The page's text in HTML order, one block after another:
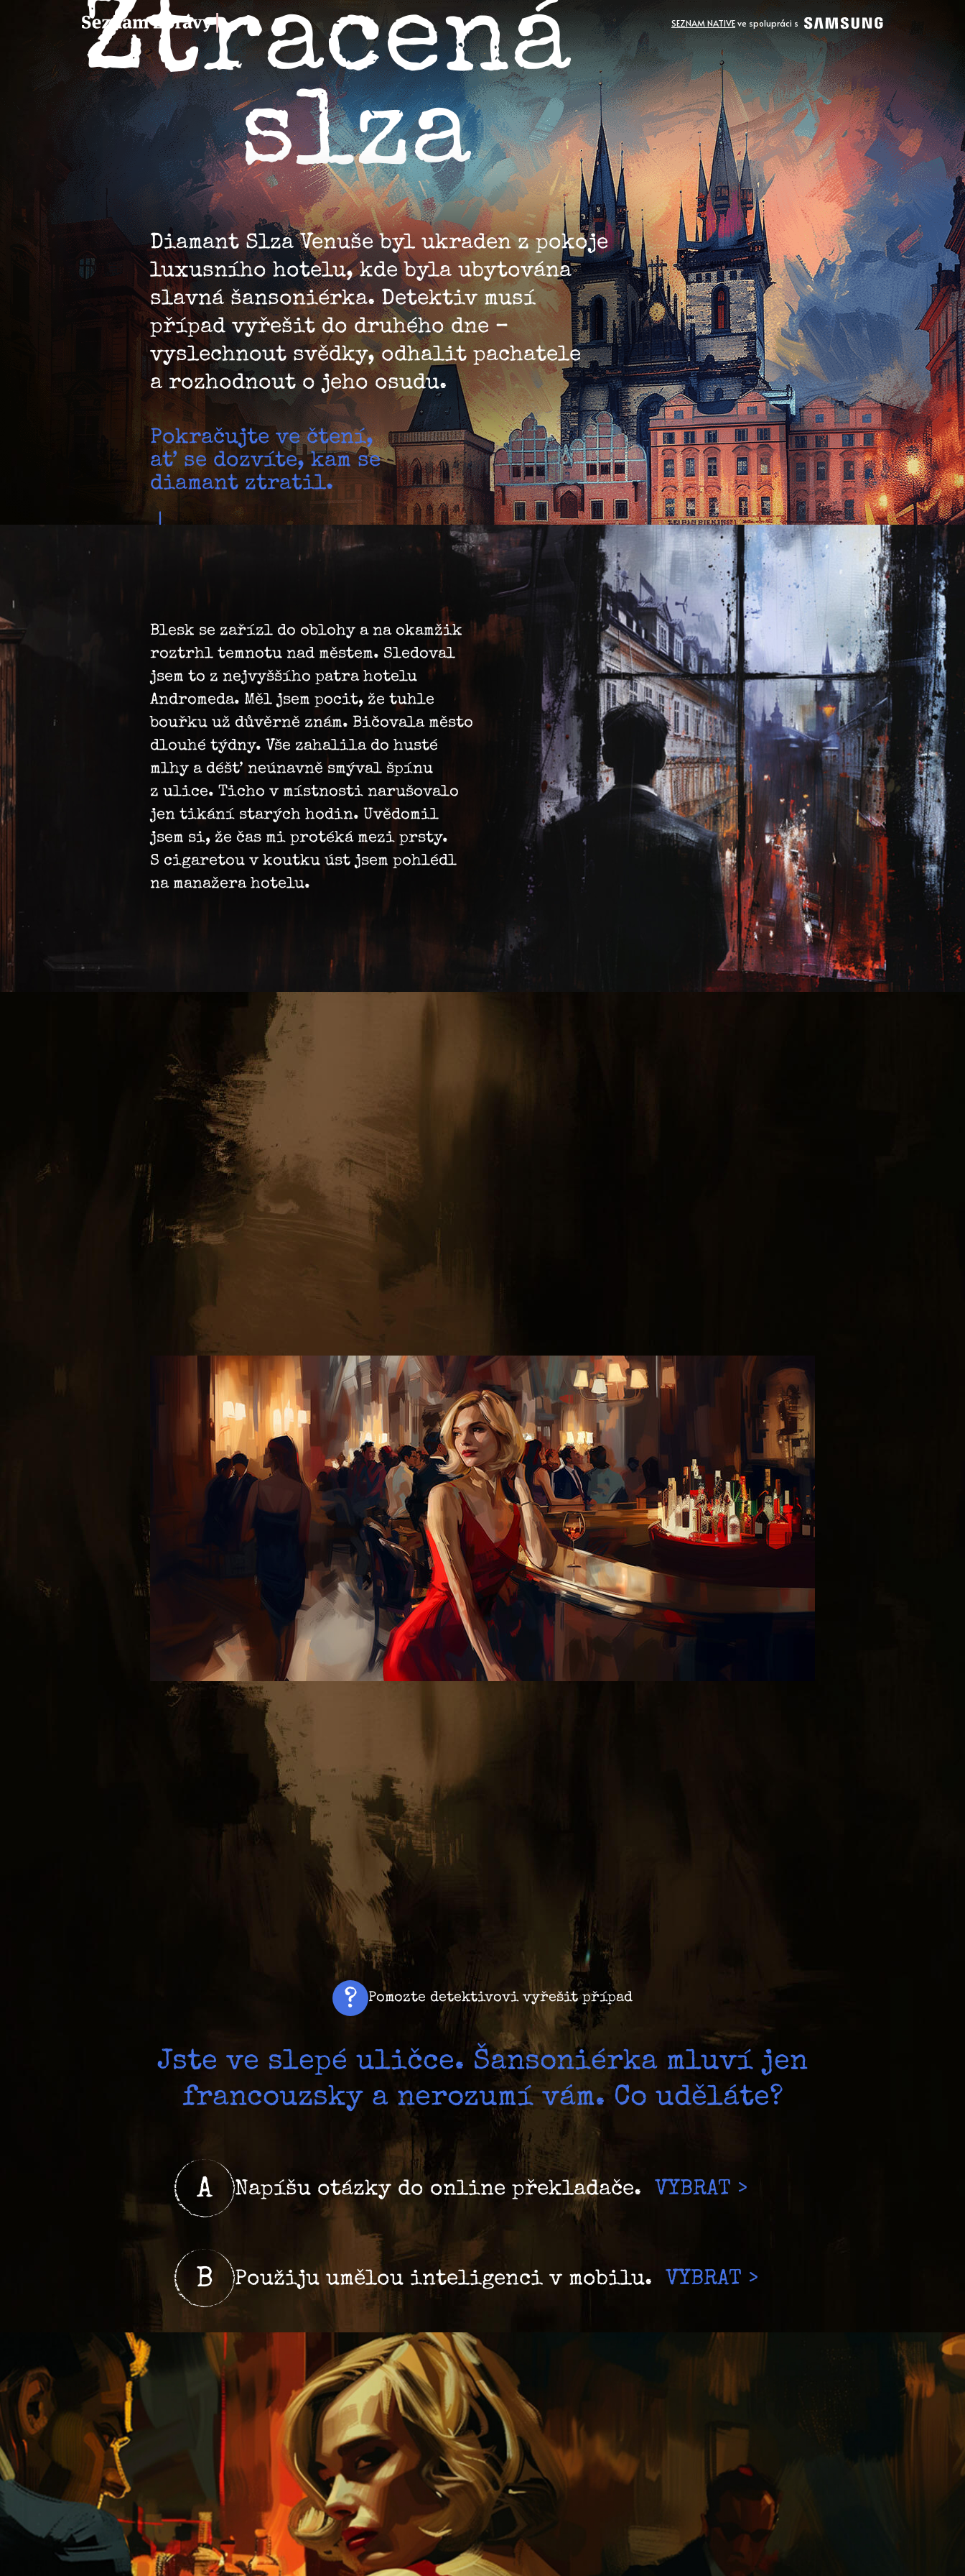
SEZNAM NATIVEve spolupráci s
Ztracená
slza
Diamant Slza Venuše byl ukraden z pokoje
luxusního hotelu, kde byla ubytována
slavná šansoniérka. Detektiv musí
případ vyřešit do druhého dne –
vyslechnout svědky, odhalit pachatele
a rozhodnout o jeho osudu.
Pokračujte ve čtení,
ať se dozvíte, kam se
diamant ztratil.
Blesk se zařízl do oblohy a na okamžik
roztrhl temnotu nad městem. Sledoval
jsem to z nejvyššího patra hotelu
Andromeda. Měl jsem pocit, že tuhle
bouřku už důvěrně znám. Bičovala město
dlouhé týdny. Vše zahalila do husté
mlhy a déšť neúnavně smýval špínu
z ulice. Ticho v místnosti narušovalo
jen tikání starých hodin. Uvědomil
jsem si, že čas mi protéká mezi prsty.
S cigaretou v koutku úst jsem pohlédl
na manažera hotelu.
Pomozte detektivovi vyřešit případ
Jste ve slepé uličce. Šansoniérka mluví jen
francouzsky a nerozumí vám. Co uděláte?
A Napíšu otázky do online překladače. VYBRAT >
B Použiju umělou inteligenci v mobilu. VYBRAT >